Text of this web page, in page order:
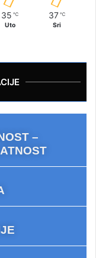
35 ℃
Uto
37 ℃
Sri
–